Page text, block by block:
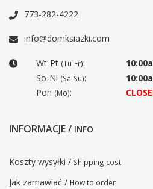
773-282-4222
info@domksiazki.com
Wt-Pt (Tu-Fr):
So-Ni (Sa-Su):
Pon (Mo):
INFORMACJE / INFO
Koszty wysyłki / Shipping cost
Jak zamawiać / How to order